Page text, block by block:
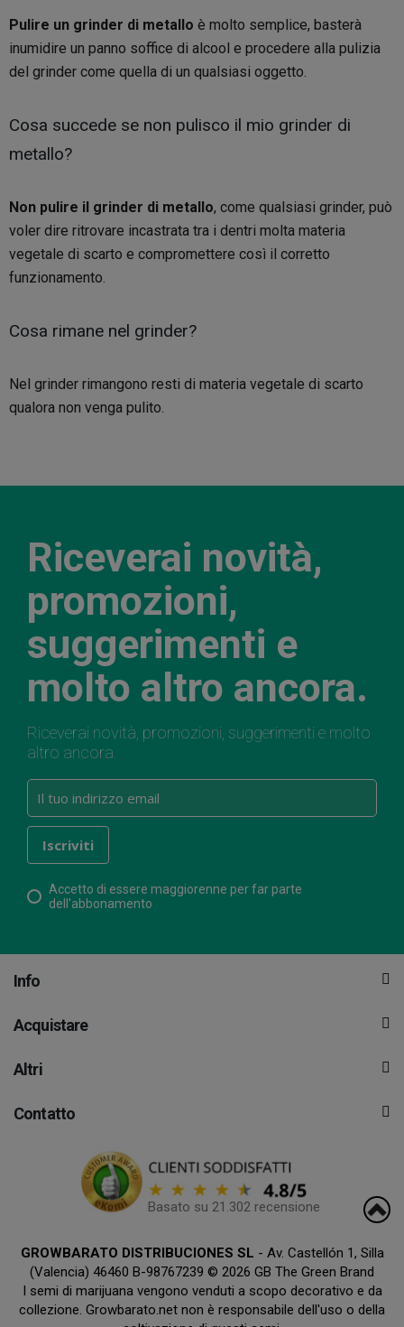
Pulire un grinder di metallo è molto semplice, basterà
inumidire un panno soffice di alcool e procedere alla pulizia
del grinder come quella di un qualsiasi oggetto.
Cosa succede se non pulisco il mio grinder di
metallo?
Non pulire il grinder di metallo, come qualsiasi grinder, può
voler dire ritrovare incastrata tra i dentri molta materia
vegetale di scarto e compromettere così il corretto
funzionamento.
Cosa rimane nel grinder?
Nel grinder rimangono resti di materia vegetale di scarto
qualora non venga pulito.
Riceverai novità,
promozioni,
suggerimenti e
molto altro ancora.
Riceverai novità, promozioni, suggerimenti e molto
altro ancora.
Accetto di essere maggiorenne per far parte
dell'abbonamento
Info
Acquistare
Altri
Contatto
Basato su 21.302 recensione
GROWBARATO DISTRIBUCIONES SL - Av. Castellón 1, Silla
(Valencia) 46460 B-98767239 © 2026 GB The Green Brand
I semi di marijuana vengono venduti a scopo decorativo e da
collezione. Growbarato.net non è responsabile dell'uso o della